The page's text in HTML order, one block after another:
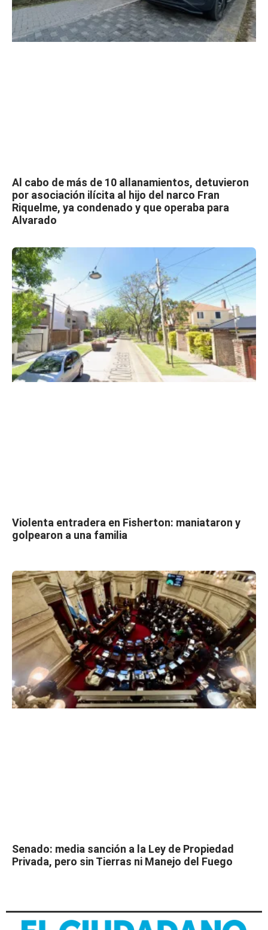
Al cabo de más de 10 allanamientos, detuvieron
por asociación ilícita al hijo del narco Fran
Riquelme, ya condenado y que operaba para
Alvarado
Violenta entradera en Fisherton: maniataron y
golpearon a una familia
Senado: media sanción a la Ley de Propiedad
Privada, pero sin Tierras ni Manejo del Fuego